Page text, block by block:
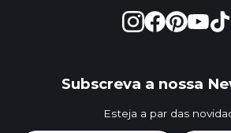
Subscreva a nossa
Esteja a par das